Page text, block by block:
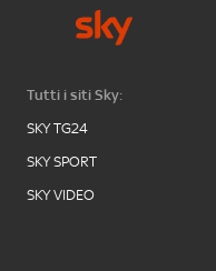
Tutti i siti Sky:
SKY TG24
SKY SPORT
SKY VIDEO